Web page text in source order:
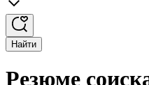
Найти
Резюме